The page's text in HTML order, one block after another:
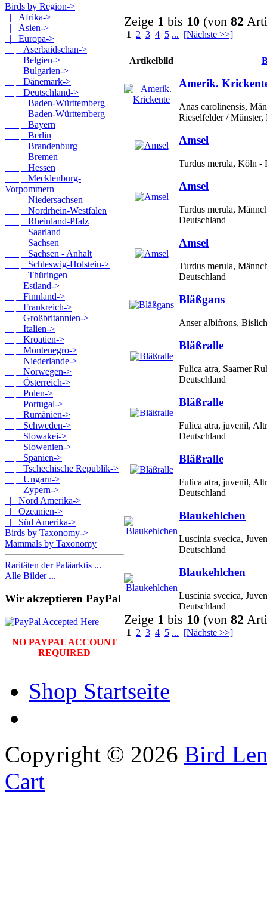
Birds by Region->
|_ Afrika->
|_ Asien->
|_ Europa->
|_ Aserbaidschan->
|_ Belgien->
|_ Bulgarien->
|_ Dänemark->
|_ Deutschland->
|_ Baden-Württemberg
|_ Baden-Württemberg
|_ Bayern
|_ Berlin
|_ Brandenburg
|_ Bremen
|_ Hessen
|_ Mecklenburg-
Vorpommern
|_ Niedersachsen
|_ Nordrhein-Westfalen
|_ Rheinland-Pfalz
|_ Saarland
|_ Sachsen
|_ Sachsen - Anhalt
|_ Schleswig-Holstein->
|_ Thüringen
|_ Estland->
|_ Finnland->
|_ Frankreich->
|_ Großbritannien->
|_ Italien->
|_ Kroatien->
|_ Montenegro->
|_ Niederlande->
|_ Norwegen->
|_ Österreich->
|_ Polen->
|_ Portugal->
|_ Rumänien->
|_ Schweden->
|_ Slowakei->
|_ Slowenien->
|_ Spanien->
|_ Tschechische Republik->
|_ Ungarn->
|_ Zypern->
|_ Nord Amerika->
|_ Ozeanien->
|_ Süd Amerika->
Birds by Taxonomy->
Mammals by Taxonomy
Raritäten der Paläarktis ...
Alle Bilder ...
Wir akzeptieren PayPal
NO PAYPAL ACCOUNT
REQUIRED
Zeige 1 bis 10 (von 82
1 2 3 4 5 ... [Nächste >>]
Artikelbild
Amerik.
Anas carolinensis,
Rieselfelder / Münster,
Amsel
Turdus merula, Köln -
Amsel
Turdus merula,
Deutschland
Amsel
Turdus merula,
Deutschland
Bläßgans
Anser albifrons,
Bläßralle
Fulica atra, Saarner
Deutschland
Bläßralle
Fulica atra, juvenil,
Deutschland
Bläßralle
Fulica atra, juvenil,
Deutschland
Blaukehlchen
Luscinia svecica,
Deutschland
Blaukehlchen
Luscinia svecica,
Deutschland
Zeige 1 bis 10 (von 82
1 2 3 4 5 ... [Nächste >>]
Shop Startseite
Copyright © 2026 Bird
Cart